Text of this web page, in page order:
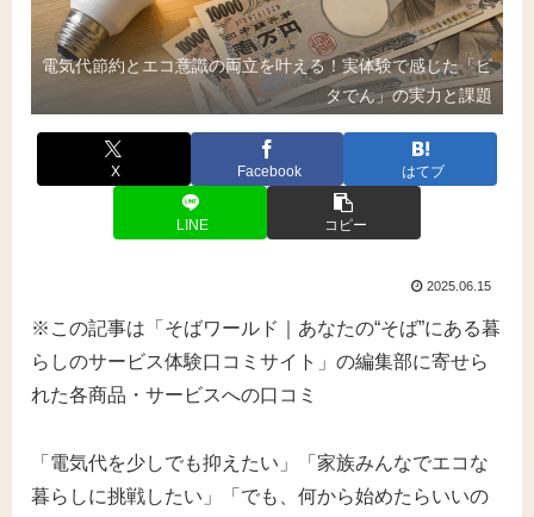
電気代節約とエコ意識の両立を叶える！実体験で感じた「ピ
タでん」の実力と課題
X Facebook はてブ
LINE コピー
2025.06.15
※この記事は「そばワールド｜あなたの“そば”にある暮
らしのサービス体験口コミサイト」の編集部に寄せら
れた各商品・サービスへの口コミ
「電気代を少しでも抑えたい」「家族みんなでエコな
暮らしに挑戦したい」「でも、何から始めたらいいの